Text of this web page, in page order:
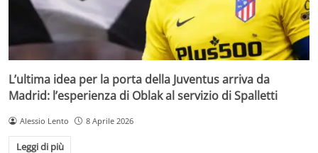
L’ultima idea per la porta della Juventus arriva da
Madrid: l’esperienza di Oblak al servizio di Spalletti
Alessio Lento 8 Aprile 2026
Leggi di più